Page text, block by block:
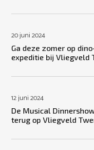
20 juni 2024
Ga deze zomer op
expeditie bij Vliegveld
12 juni 2024
De Musical
terug op Vliegveld